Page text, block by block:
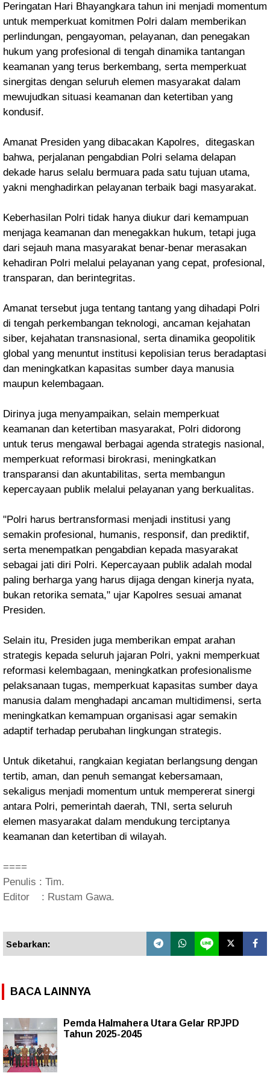
Peringatan Hari Bhayangkara tahun ini menjadi momentum
untuk memperkuat komitmen Polri dalam memberikan
perlindungan, pengayoman, pelayanan, dan penegakan
hukum yang profesional di tengah dinamika tantangan
keamanan yang terus berkembang, serta memperkuat
sinergitas dengan seluruh elemen masyarakat dalam
mewujudkan situasi keamanan dan ketertiban yang
kondusif.
Amanat Presiden yang dibacakan Kapolres, ditegaskan
bahwa, perjalanan pengabdian Polri selama delapan
dekade harus selalu bermuara pada satu tujuan utama,
yakni menghadirkan pelayanan terbaik bagi masyarakat.
Keberhasilan Polri tidak hanya diukur dari kemampuan
menjaga keamanan dan menegakkan hukum, tetapi juga
dari sejauh mana masyarakat benar-benar merasakan
kehadiran Polri melalui pelayanan yang cepat, profesional,
transparan, dan berintegritas.
Amanat tersebut juga tentang tantang yang dihadapi Polri
di tengah perkembangan teknologi, ancaman kejahatan
siber, kejahatan transnasional, serta dinamika geopolitik
global yang menuntut institusi kepolisian terus beradaptasi
dan meningkatkan kapasitas sumber daya manusia
maupun kelembagaan.
Dirinya juga menyampaikan, selain memperkuat
keamanan dan ketertiban masyarakat, Polri didorong
untuk terus mengawal berbagai agenda strategis nasional,
memperkuat reformasi birokrasi, meningkatkan
transparansi dan akuntabilitas, serta membangun
kepercayaan publik melalui pelayanan yang berkualitas.
"Polri harus bertransformasi menjadi institusi yang
semakin profesional, humanis, responsif, dan prediktif,
serta menempatkan pengabdian kepada masyarakat
sebagai jati diri Polri. Kepercayaan publik adalah modal
paling berharga yang harus dijaga dengan kinerja nyata,
bukan retorika semata," ujar Kapolres sesuai amanat
Presiden.
Selain itu, Presiden juga memberikan empat arahan
strategis kepada seluruh jajaran Polri, yakni memperkuat
reformasi kelembagaan, meningkatkan profesionalisme
pelaksanaan tugas, memperkuat kapasitas sumber daya
manusia dalam menghadapi ancaman multidimensi, serta
meningkatkan kemampuan organisasi agar semakin
adaptif terhadap perubahan lingkungan strategis.
Untuk diketahui, rangkaian kegiatan berlangsung dengan
tertib, aman, dan penuh semangat kebersamaan,
sekaligus menjadi momentum untuk mempererat sinergi
antara Polri, pemerintah daerah, TNI, serta seluruh
elemen masyarakat dalam mendukung terciptanya
keamanan dan ketertiban di wilayah.
====
Penulis : Tim.
Editor : Rustam Gawa.
Sebarkan:
BACA LAINNYA
Pemda Halmahera Utara Gelar RPJPD
Tahun 2025-2045